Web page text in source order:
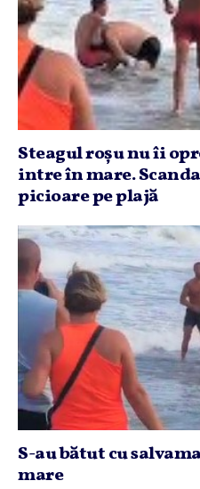
Steagul roşu nu îi
intre în mare.
picioare pe plajă
S-au bătut cu
mare